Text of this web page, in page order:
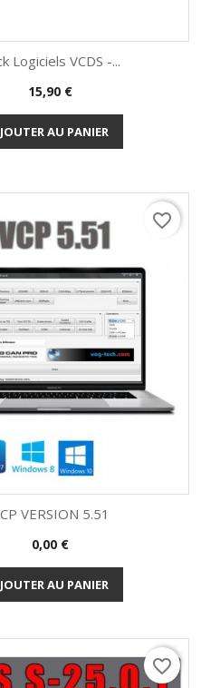
Aperçu rapide
Logiciels VCDS -...
Prix
15,90 €
AU PANIER
Aperçu rapide
VERSION 5.51
Prix
0,00 €
AU PANIER
favorite_border
favorite_border